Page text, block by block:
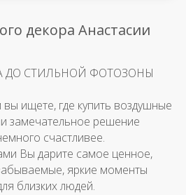
декора Анастасии
ДО СТИЛЬНОЙ ФОТОЗОНЫ
ищете, где купить воздушные
замечательное решение
счастливее.
Вы дарите самое ценное,
яркие моменты
близких людей.